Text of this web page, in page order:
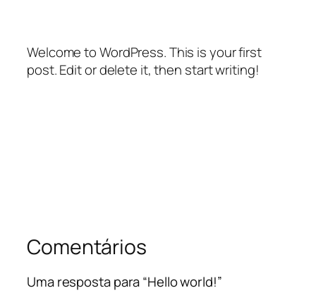
Welcome to WordPress. This is your first
post. Edit or delete it, then start writing!
Comentários
Uma resposta para “Hello world!”